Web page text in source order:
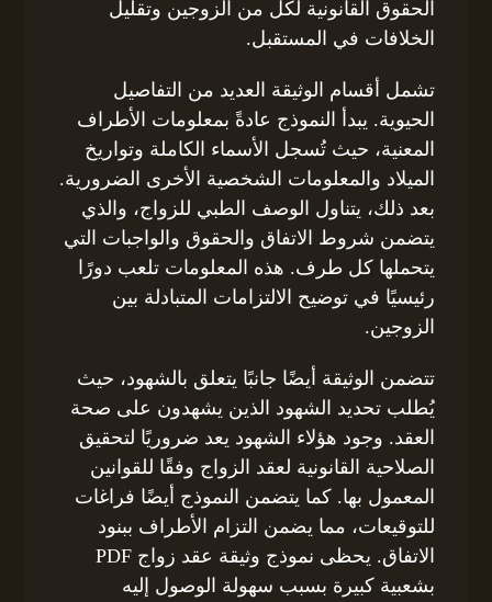
الحقوق القانونية لكل من الزوجين وتقليل
الخلافات في المستقبل.
تشمل أقسام الوثيقة العديد من التفاصيل
الحيوية. يبدأ النموذج عادةً بمعلومات الأطراف
المعنية، حيث تُسجل الأسماء الكاملة وتواريخ
الميلاد والمعلومات الشخصية الأخرى الضرورية.
بعد ذلك، يتناول الوصف الطبي للزواج، والذي
يتضمن شروط الاتفاق والحقوق والواجبات التي
يتحملها كل طرف. هذه المعلومات تلعب دورًا
رئيسيًا في توضيح الالتزامات المتبادلة بين
الزوجين.
تتضمن الوثيقة أيضًا جانبًا يتعلق بالشهود، حيث
يُطلب تحديد الشهود الذين يشهدون على صحة
العقد. وجود هؤلاء الشهود يعد ضروريًا لتحقيق
الصلاحية القانونية لعقد الزواج وفقًا للقوانين
المعمول بها. كما يتضمن النموذج أيضًا فراغات
للتوقيعات، مما يضمن التزام الأطراف ببنود
الاتفاق. يحظى نموذج وثيقة عقد زواج PDF
بشعبية كبيرة بسبب سهولة الوصول إليه